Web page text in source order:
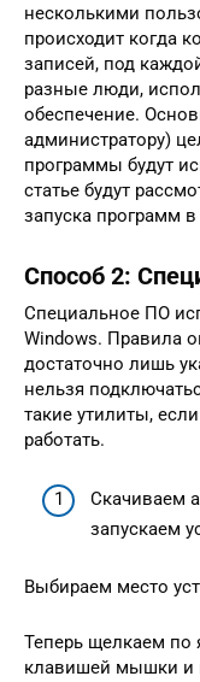
несколькими
происходит когда
записей, под
разные люди,
обеспечение.
администратору)
программы будут
статье будут
запуска программ
Способ 2:
Специальное ПО
Windows. Правила
достаточно лишь
нельзя
такие утилиты,
работать.
Скачиваем
запускаем
Выбираем место
Теперь щелкаем по
клавишей мышки и